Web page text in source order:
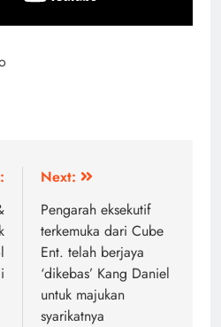
Next:
Pengarah eksekutif
terkemuka dari Cube
Ent. telah berjaya
‘dikebas’ Kang Daniel
untuk majukan
syarikatnya